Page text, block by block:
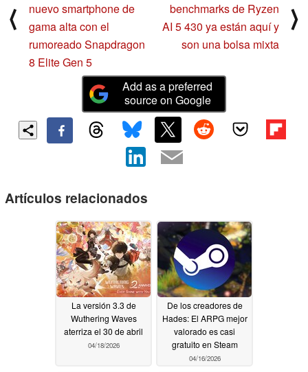
⟨
nuevo smartphone de
gama alta con el
rumoreado Snapdragon
8 Elite Gen 5
benchmarks de Ryzen
AI 5 430 ya están aquí y
son una bolsa mixta
⟩
Add as a preferred
source on Google
Artículos relacionados
La versión 3.3 de
Wuthering Waves
aterriza el 30 de abril
04/18/2026
De los creadores de
Hades: El ARPG mejor
valorado es casi
gratuito en Steam
04/16/2026